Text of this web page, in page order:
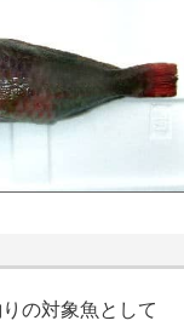
の対象魚として